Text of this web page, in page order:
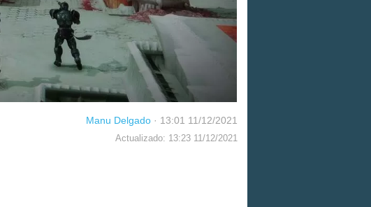
Manu Delgado · 13:01 11/12/2021
Actualizado: 13:23 11/12/2021